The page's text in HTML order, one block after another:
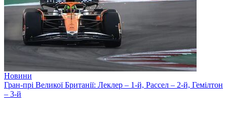
Новини
Гран-прі Великої Британії: Леклер – 1-й, Рассел – 2-й, Гемілтон
– 3-й